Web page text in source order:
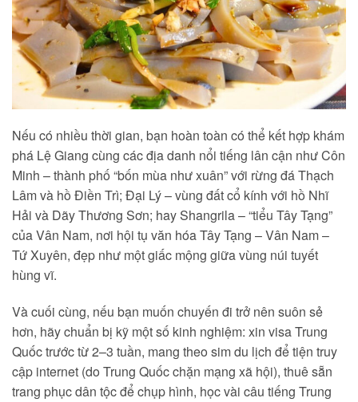
Nếu có nhiều thời gian, bạn hoàn toàn có thể kết hợp khám
phá Lệ Giang cùng các địa danh nổi tiếng lân cận như Côn
Minh – thành phố “bốn mùa như xuân” với rừng đá Thạch
Lâm và hồ Điền Trì; Đại Lý – vùng đất cổ kính với hồ Nhĩ
Hải và Dãy Thương Sơn; hay Shangrila – “tiểu Tây Tạng”
của Vân Nam, nơi hội tụ văn hóa Tây Tạng – Vân Nam –
Tứ Xuyên, đẹp như một giấc mộng giữa vùng núi tuyết
hùng vĩ.
Và cuối cùng, nếu bạn muốn chuyến đi trở nên suôn sẻ
hơn, hãy chuẩn bị kỹ một số kinh nghiệm: xin visa Trung
Quốc trước từ 2–3 tuần, mang theo sim du lịch để tiện truy
cập internet (do Trung Quốc chặn mạng xã hội), thuê sẵn
trang phục dân tộc để chụp hình, học vài câu tiếng Trung